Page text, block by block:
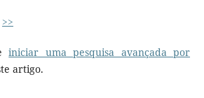
>>
iniciar uma pesquisa avançada por
artigo.